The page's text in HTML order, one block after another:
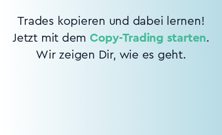
Trades kopieren und dabei lernen!
Jetzt mit dem Copy-Trading starten.
Wir zeigen Dir, wie es geht.